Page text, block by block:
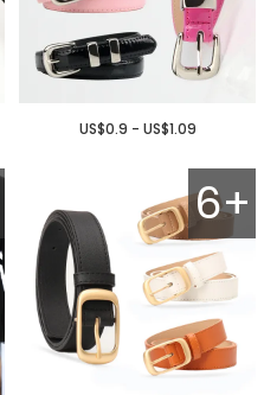
US$0.9 - US$1.09
6+